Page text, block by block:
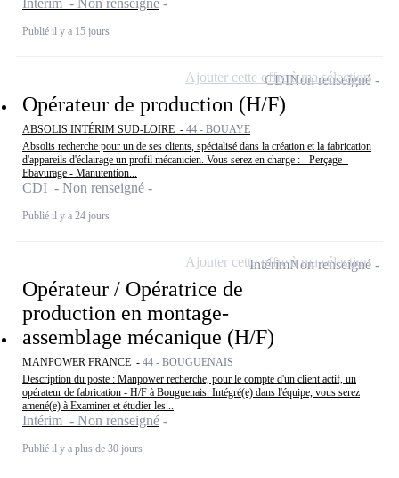
Intérim - Non renseigné
Publié il y a 15 jours
Opérateur de production (H/F)
ABSOLIS INTÉRIM SUD-LOIRE - 44 - BOUAYE
Absolis recherche pour un de ses clients, spécialisé dans la création et la fabrication
d'appareils d'éclairage un profil mécanicien. Vous serez en charge : - Perçage -
Ebavurage - Manutention...
CDI - Non renseigné
Publié il y a 24 jours
CDINon renseigné
Ajouter cette offre à ma sélection
Opérateur / Opératrice de
production en montage-
assemblage mécanique (H/F)
MANPOWER FRANCE - 44 - BOUGUENAIS
Description du poste : Manpower recherche, pour le compte d'un client actif, un
opérateur de fabrication - H/F à Bouguenais. Intégré(e) dans l'équipe, vous serez
amené(e) à Examiner et étudier les...
Intérim - Non renseigné
Publié il y a plus de 30 jours
IntérimNon renseigné
Ajouter cette offre à ma sélection